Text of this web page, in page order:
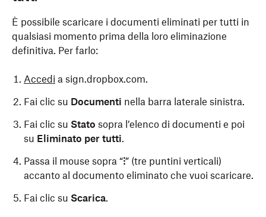
È possibile scaricare i documenti eliminati per tutti in
qualsiasi momento prima della loro eliminazione
definitiva. Per farlo:
Accedi a sign.dropbox.com.
Fai clic su Documenti nella barra laterale sinistra.
Fai clic su Stato sopra l’elenco di documenti e poi
su Eliminato per tutti.
Passa il mouse sopra “⁝” (tre puntini verticali)
accanto al documento eliminato che vuoi scaricare.
Fai clic su Scarica.